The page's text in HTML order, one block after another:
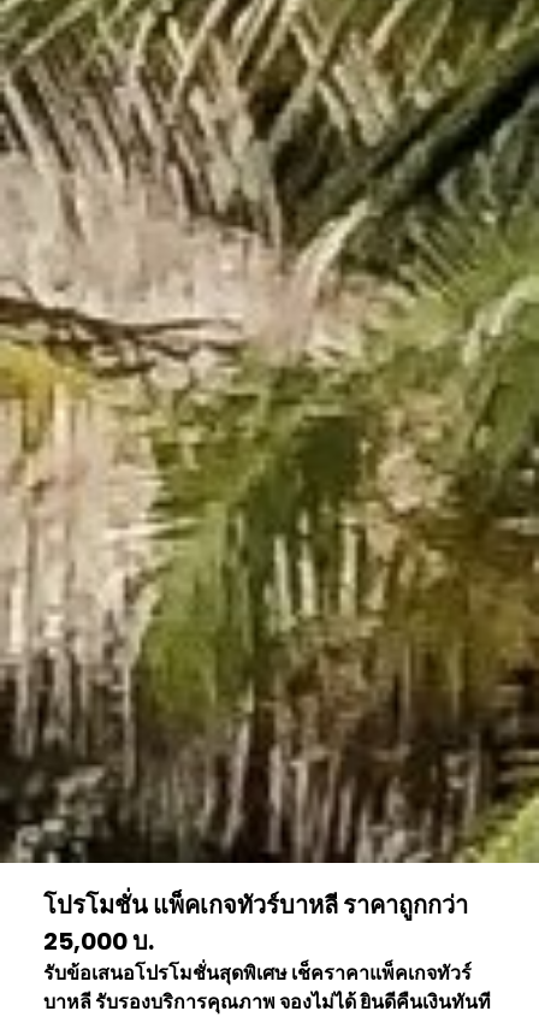
โปรโมชั่น แพ็คเกจทัวร์บาหลี ราคาถูกกว่า
25,000 บ.
รับข้อเสนอโปรโมชั่นสุดพิเศษ เช็คราคาแพ็คเกจทัวร์
บาหลี รับรองบริการคุณภาพ จองไม่ได้ ยินดีคืนเงินทันที